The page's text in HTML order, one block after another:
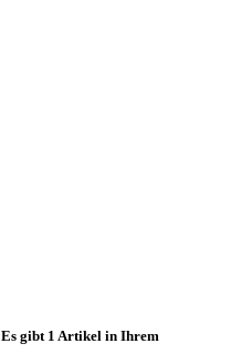
Es gibt 1 Artikel in Ihrem